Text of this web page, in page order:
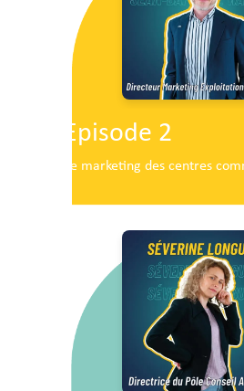
Episode 2
Le marketing des centres